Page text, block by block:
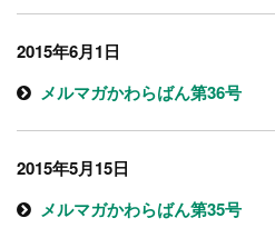
2015年6月1日
メルマガかわらばん第36号
2015年5月15日
メルマガかわらばん第35号